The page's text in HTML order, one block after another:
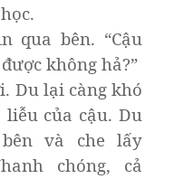
qua bên. “Cậu
không hả?”
Du lại càng khó
của cậu. Du
và che lấy
chóng, cả